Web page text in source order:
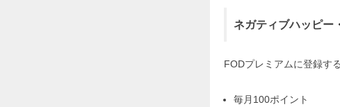
ネガティブハッピー
FODプレミアムに登録す
毎月100ポイント